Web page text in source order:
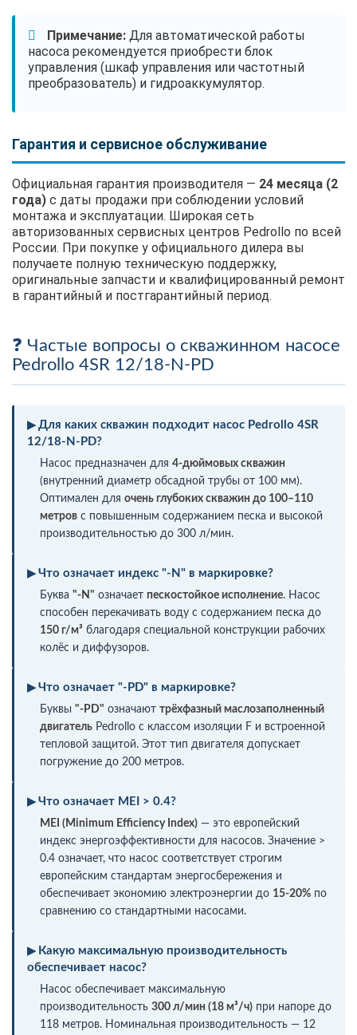
Примечание: Для автоматической работы
насоса рекомендуется приобрести блок
управления (шкаф управления или частотный
преобразователь) и гидроаккумулятор.
Гарантия и сервисное обслуживание
Официальная гарантия производителя — 24 месяца (2
года) с даты продажи при соблюдении условий
монтажа и эксплуатации. Широкая сеть
авторизованных сервисных центров Pedrollo по всей
России. При покупке у официального дилера вы
получаете полную техническую поддержку,
оригинальные запчасти и квалифицированный ремонт
в гарантийный и постгарантийный период.
Частые вопросы о скважинном насосе
Pedrollo 4SR 12/18-N-PD
Для каких скважин подходит насос Pedrollo 4SR
12/18-N-PD?
Насос предназначен для 4-дюймовых скважин
(внутренний диаметр обсадной трубы от 100 мм).
Оптимален для очень глубоких скважин до 100–110
метров с повышенным содержанием песка и высокой
производительностью до 300 л/мин.
Что означает индекс "-N" в маркировке?
Буква "-N" означает пескостойкое исполнение. Насос
способен перекачивать воду с содержанием песка до
150 г/м³ благодаря специальной конструкции рабочих
колёс и диффузоров.
Что означает "-PD" в маркировке?
Буквы "-PD" означают трёхфазный маслозаполненный
двигатель Pedrollo с классом изоляции F и встроенной
тепловой защитой. Этот тип двигателя допускает
погружение до 200 метров.
Что означает MEI > 0.4?
MEI (Minimum Efficiency Index) — это европейский
индекс энергоэффективности для насосов. Значение >
0.4 означает, что насос соответствует строгим
европейским стандартам энергосбережения и
обеспечивает экономию электроэнергии до 15-20% по
сравнению со стандартными насосами.
Какую максимальную производительность
обеспечивает насос?
Насос обеспечивает максимальную
производительность 300 л/мин (18 м³/ч) при напоре до
118 метров. Номинальная производительность — 12